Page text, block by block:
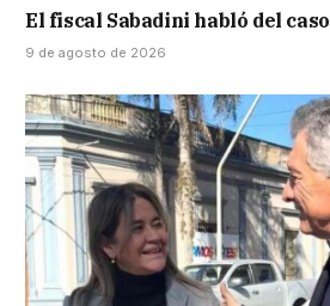
El fiscal Sabadini habló del caso
9 de agosto de 2026